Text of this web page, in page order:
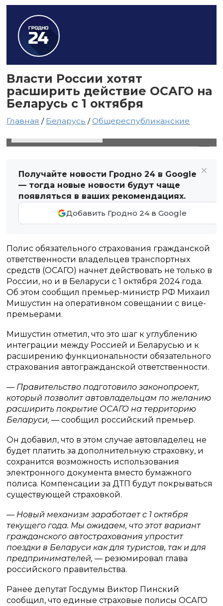
Власти России хотят
расширить действие ОСАГО на
Беларусь с 1 октября
Главная / Беларусь /Общереспубликанские
Получайте новости Гродно 24 в Google
— тогда новые новости будут чаще
появляться в ваших рекомендациях.
Добавить Гродно 24 в Google
Полис обязательного страхования гражданской
ответственности владельцев транспортных
средств (ОСАГО) начнет действовать не только в
России, но и в Беларуси с 1 октября 2024 года.
Об этом сообщил премьер-министр РФ Михаил
Мишустин на оперативном совещании с вице-
премьерами.
Мишустин отметил, что это шаг к углублению
интеграции между Россией и Беларусью и к
расширению функциональности обязательного
страхования автогражданской ответственности.
— Правительство подготовило законопроект,
который позволит автовладельцам по желанию
расширить покрытие ОСАГО на территорию
Беларуси,— сообщил российский премьер.
Он добавил, что в этом случае автовладелец не
будет платить за дополнительную страховку, и
сохранится возможность использования
электронного документа вместо бумажного
полиса. Компенсации за ДТП будут покрываться
существующей страховкой.
— Новый механизм заработает с 1 октября
текущего года. Мы ожидаем, что этот вариант
гражданского автострахования упростит
поездки в Беларуси как для туристов, так и для
предпринимателей, — резюмировал глава
российского правительства.
Ранее депутат Госдумы Виктор Пинский
сообщил, что единые страховые полисы ОСАГО